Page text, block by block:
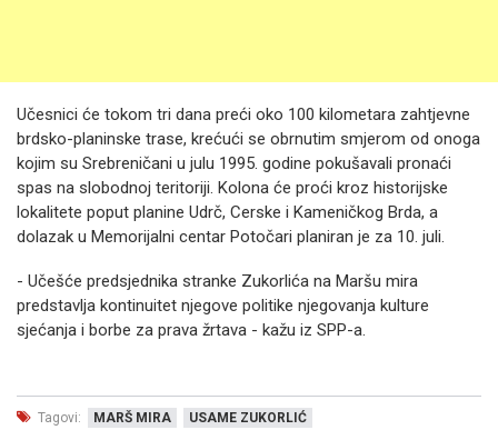
Učesnici će tokom tri dana preći oko 100 kilometara zahtjevne
brdsko-planinske trase, krećući se obrnutim smjerom od onoga
kojim su Srebreničani u julu 1995. godine pokušavali pronaći
spas na slobodnoj teritoriji. Kolona će proći kroz historijske
lokalitete poput planine Udrč, Cerske i Kameničkog Brda, a
dolazak u Memorijalni centar Potočari planiran je za 10. juli.
- Učešće predsjednika stranke Zukorlića na Maršu mira
predstavlja kontinuitet njegove politike njegovanja kulture
sjećanja i borbe za prava žrtava - kažu iz SPP-a.
Tagovi: MARŠ MIRA USAME ZUKORLIĆ